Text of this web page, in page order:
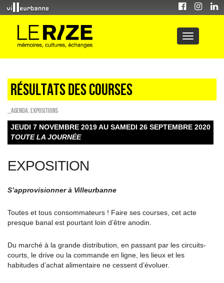
Résultats des courses
_Agenda EXPOSITIONS
JEUDI 7 NOVEMBRE 2019 AU SAMEDI 26 SEPTEMBRE 2020
TOUTE LA JOURNÉE
EXPOSITION
S’approvisionner à Villeurbanne
Toutes et tous consommateurs ! Faire ses courses, cet acte
presque banal est pourtant loin d’être anodin.
Du marché à la grande distribution, en passant par les circuits-
courts, le drive ou la commande en ligne, les lieux et les
habitudes d’achat alimentaire ne cessent d’évoluer.